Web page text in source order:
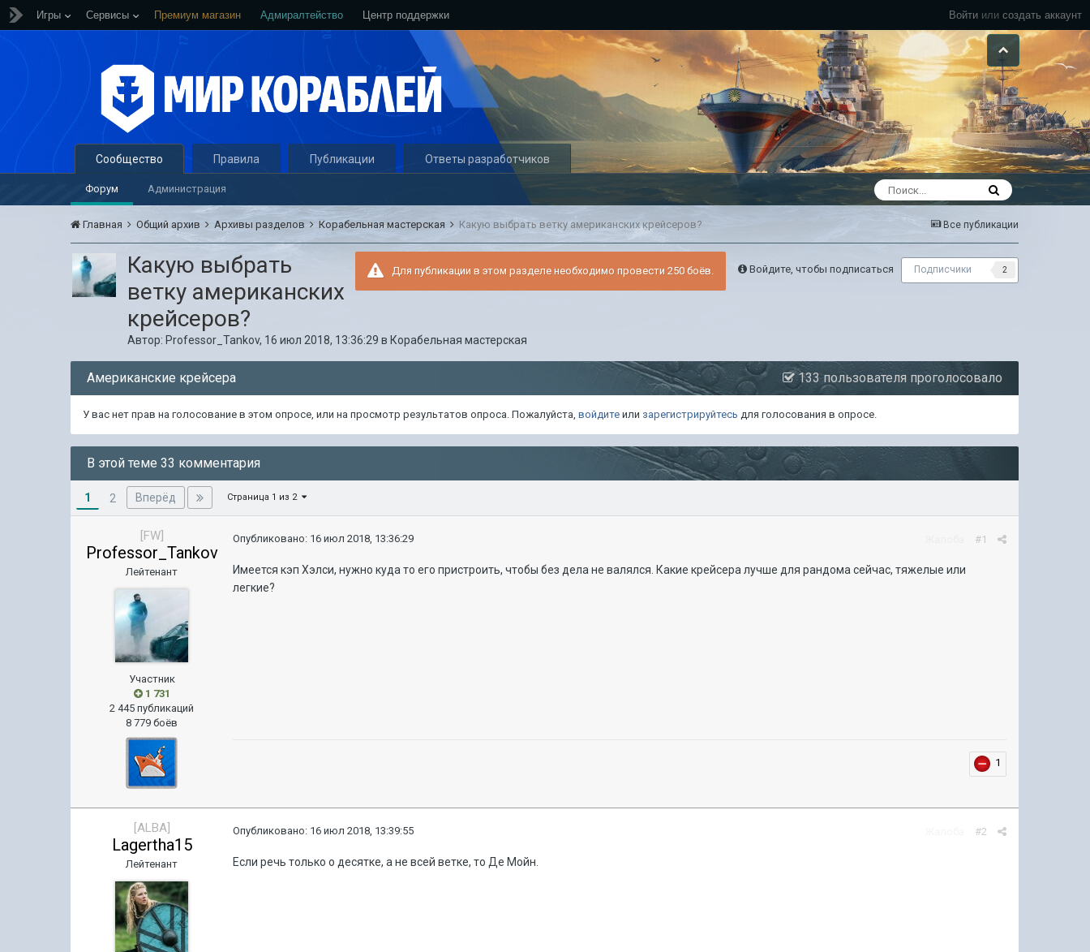
Войти или создать аккаунт
Игры Сервисы Премиум магазин Адмиралтейство Центр поддержки
Сообщество
Форум Администрация
Правила Публикации Ответы разработчиков
Все публикации
Главная Общий архив Архивы разделов Корабельная мастерская Какую выбрать ветку американских крейсеров?
Войдите, чтобы подписаться Подписчики 2
Для публикации в этом разделе необходимо провести 250 боёв.
Какую выбрать
ветку американских
крейсеров?
Автор: Professor_Tankov, 16 июл 2018, 13:36:29 в Корабельная мастерская
Американские крейсера 133 пользователя проголосовало
У вас нет прав на голосование в этом опросе, или на просмотр результатов опроса. Пожалуйста,войдите или зарегистрируйтесь для голосования в опросе.
В этой теме 33 комментария
1 2 Вперёд Страница 1 из 2
[FW]
Professor_Tankov
Лейтенант
Участник
1 731
2 445 публикаций
8 779 боёв
#1
Опубликовано: 16 июл 2018, 13:36:29
Имеется кэп Хэлси, нужно куда то его пристроить, чтобы без дела не валялся. Какие крейсера лучше для рандома сейчас, тяжелые или
легкие?
1
[ALBA]
Lagertha15
Лейтенант
#2
Опубликовано: 16 июл 2018, 13:39:55
Если речь только о десятке, а не всей ветке, то Де Мойн.